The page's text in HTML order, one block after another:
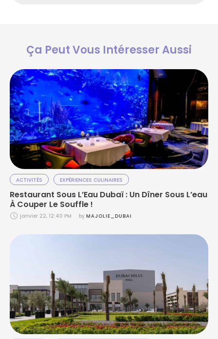
Ça Peut Vous Intéresser Aussi
ACTIVITÉS EXPÉRIENCES CULINAIRES
Restaurant Sous L’Eau Dubaï : Un Dîner Sous L’eau
À Couper Le Souffle !
janvier 22, 12:40 PM by MAJOLIE_DUBAI